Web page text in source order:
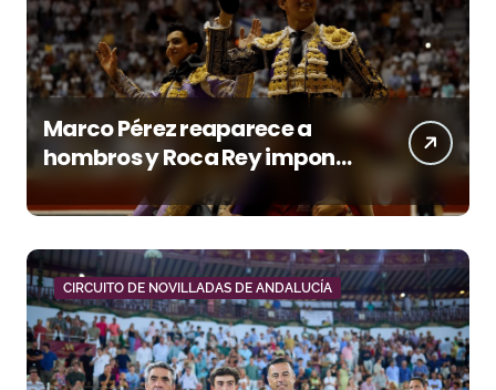
Marco Pérez reaparece a
hombros y Roca Rey impone
su poder en Pontevedra
CIRCUITO DE NOVILLADAS DE ANDALUCÍA